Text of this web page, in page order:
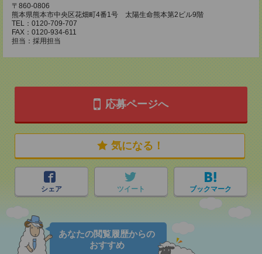
〒860-0806
熊本県熊本市中央区花畑町4番1号 太陽生命熊本第2ビル9階
TEL：0120-709-707
FAX：0120-934-611
担当：採用担当
応募ページへ
気になる！
シェア ツイート ブックマーク
あなたの閲覧履歴からの
おすすめ